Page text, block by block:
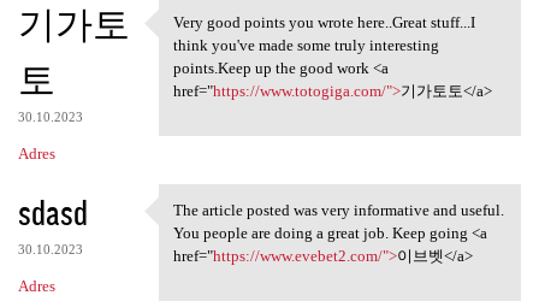
기가토
토
30.10.2023
Adres
Very good points you wrote
Very good points you wrote here..Great stuff...I
think you've made some truly interesting
points.Keep up the good work <a
href="https://www.totogiga.com/">기가토토</a>
sdasd
30.10.2023
Adres
The article posted was very
The article posted was very informative and useful.
You people are doing a great job. Keep going <a
href="https://www.evebet2.com/">이브벳</a>